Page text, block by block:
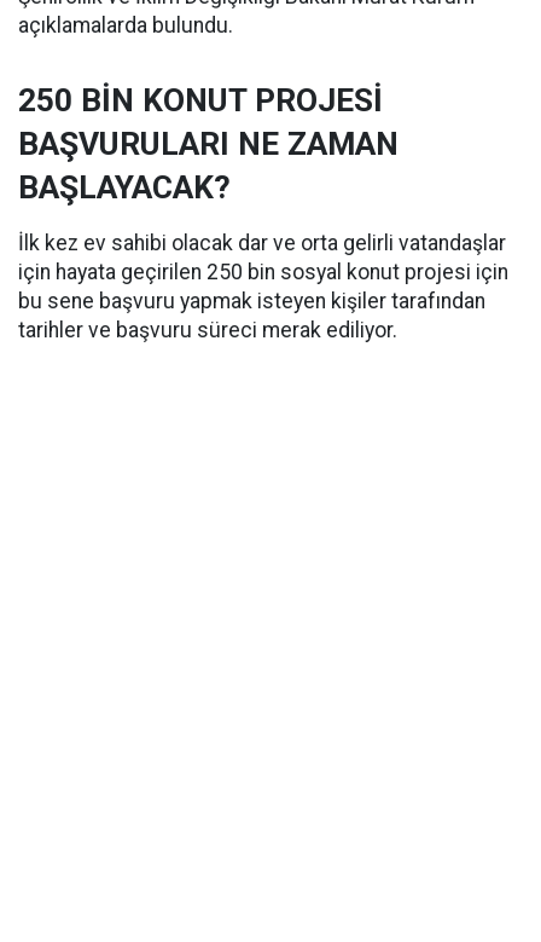
açıklamalarda bulundu.
250 BİN KONUT PROJESİ
BAŞVURULARI NE ZAMAN
BAŞLAYACAK?
İlk kez ev sahibi olacak dar ve orta gelirli vatandaşlar
için hayata geçirilen 250 bin sosyal konut projesi için
bu sene başvuru yapmak isteyen kişiler tarafından
tarihler ve başvuru süreci merak ediliyor.